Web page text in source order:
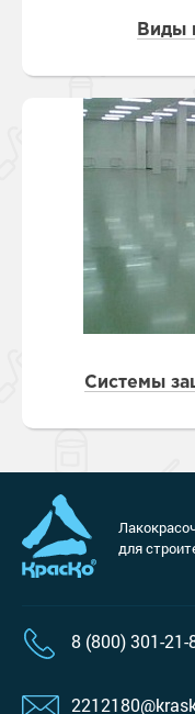
Виды
Системы
для
8 (800) 301-21-